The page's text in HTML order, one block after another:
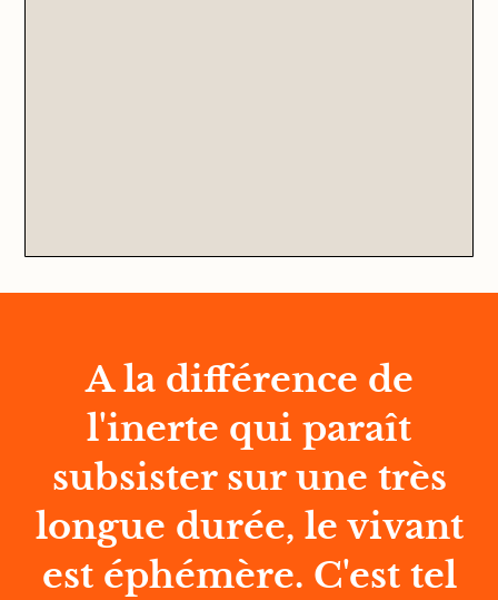
A la différence de
l'inerte qui paraît
subsister sur une très
longue durée, le vivant
est éphémère. C'est tel